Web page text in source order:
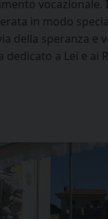
vocazionale.
in modo
della speranza e
a Lei e ai